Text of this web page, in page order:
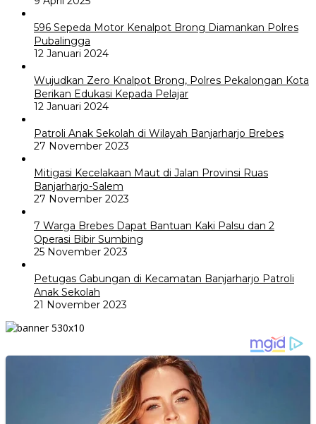
596 Sepeda Motor Kenalpot Brong Diamankan Polres
Pubalingga
12 Januari 2024
Wujudkan Zero Knalpot Brong, Polres Pekalongan Kota
Berikan Edukasi Kepada Pelajar
12 Januari 2024
Patroli Anak Sekolah di Wilayah Banjarharjo Brebes
27 November 2023
Mitigasi Kecelakaan Maut di Jalan Provinsi Ruas
Banjarharjo-Salem
27 November 2023
7 Warga Brebes Dapat Bantuan Kaki Palsu dan 2
Operasi Bibir Sumbing
25 November 2023
Petugas Gabungan di Kecamatan Banjarharjo Patroli
Anak Sekolah
21 November 2023